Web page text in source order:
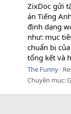
ZixDoc gửi
án Tiếng
định dạng
như: mục
chuẩn bị
tổng kết và
The Funny
Chuyên mục: